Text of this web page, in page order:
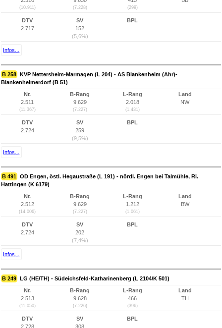
(10.911) (7.228) (299)
DTV
2.717
SV
152
(5,6%)
BPL
Infos...
B 258 KVP Nettersheim-Marmagen (L 204) - AS Blankenheim (Ahr)-
Blankenheimerdorf (B 51)
Nr.
2.511
(11.367)
B-Rang
9.629
(7.227)
L-Rang
2.018
(1.431)
Land
NW
DTV
2.724
SV
259
(9,5%)
BPL
Infos...
B 491 OD Engen, östl. Hegaustraße (L 191) - nördl. Engen bei Talmühle, Ri.
Hattingen (K 6179)
Nr.
2.512
(14.006)
B-Rang
9.629
(7.227)
L-Rang
1.212
(1.061)
Land
BW
DTV
2.724
SV
202
(7,4%)
BPL
Infos...
B 249 LG (HE/TH) - Südeichsfeld-Katharinenberg (L 2104/K 501)
Nr.
2.513
(11.050)
B-Rang
9.628
(7.226)
L-Rang
466
(396)
Land
TH
DTV
2.728
SV
308
BPL